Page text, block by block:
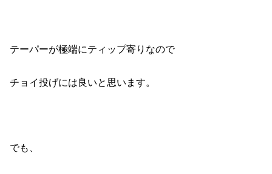
テーパーが極端にティップ寄りなので
チョイ投げには良いと思います。
でも、